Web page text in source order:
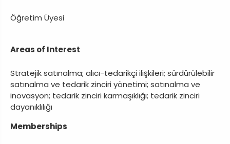
Öğretim Üyesi
Areas of Interest
Stratejik satınalma; alıcı-tedarikçi ilişkileri; sürdürülebilir
satınalma ve tedarik zinciri yönetimi; satınalma ve
inovasyon; tedarik zinciri karmaşıklığı; tedarik zinciri
dayanıklılığı
Memberships